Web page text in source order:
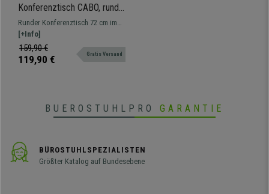
Konferenztisch CABO, rund,
für 2 Personen, 72 x 75 cm,
Holzoptik, Farbe Mattweiß
Runder Konferenztisch 72 cm im
modernen Design – kompakt,
stabil und vielseitig einsetzbar
[+Info]
159,90 €
119,90 € Gratis Versand
BUEROSTUHLPRO GARANTIE
BÜROSTUHLSPEZIALISTEN
Größter Katalog auf Bundesebene